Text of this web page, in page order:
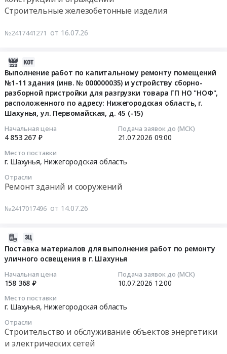
Строительные железобетонные изделия
№2417441271 от 16.07.26
Выполнение работ по капитальному ремонту помещений
№1-11 здания (инв. № 000000035) и устройству сборно-
разборной пристройки для разгрузки товара ГП НО "НОФ",
расположенного по адресу: Нижегородская область, г.
Шахунья, ул. Первомайская, д. 45 (-15)
Начальная цена
4 853 267 ₽
Подача заявок до (МСК)
21.07.2026 09:00
Место поставки
г. Шахунья, Нижегородская область
Отрасли
Ремонт зданий и сооружений
№2417017496 от 14.07.26
Поставка материалов для выполнения работ по ремонту
уличного освещения в г. Шахунья
Начальная цена
158 368 ₽
Подача заявок до (МСК)
10.07.2026 12:00
Место поставки
г. Шахунья, Нижегородская область
Отрасли
Строительство и обслуживание объектов энергетики
и электрических сетей